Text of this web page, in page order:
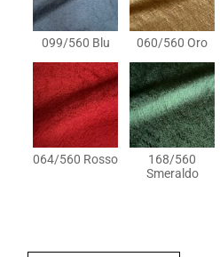
099/560 Blu 060/560 Oro
064/560 Rosso
168/560
Smeraldo